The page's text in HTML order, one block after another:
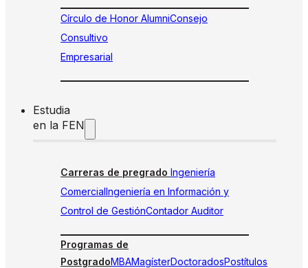
Círculo de Honor AlumniConsejo
Consultivo
Empresarial
Estudia
en la FEN
Carreras de pregrado Ingeniería
ComercialIngeniería en Información y
Control de GestiónContador Auditor
Programas de
PostgradoMBAMagísterDoctoradosPostítulos